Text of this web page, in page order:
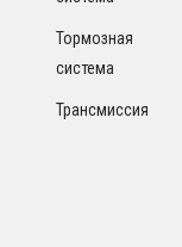
Тормозная
система
Трансмиссия